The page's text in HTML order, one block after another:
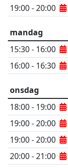
19:00 - 20:00
mandag
15:30 - 16:00
16:00 - 16:30
onsdag
18:00 - 19:00
19:00 - 20:00
19:00 - 20:00
20:00 - 21:00